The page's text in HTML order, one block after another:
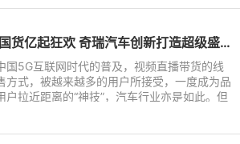
新潮国货亿起狂欢 奇瑞汽车创新打造超级盛典 冲击双十一新高度
国5G互联网时代的普及，视频直播带货的线
方式，被越来越多的用户所接受，一度成为品
户拉近距离的“神技”，汽车行业亦是如此。但
后，如何进行精准的定位策划，实现有效的用